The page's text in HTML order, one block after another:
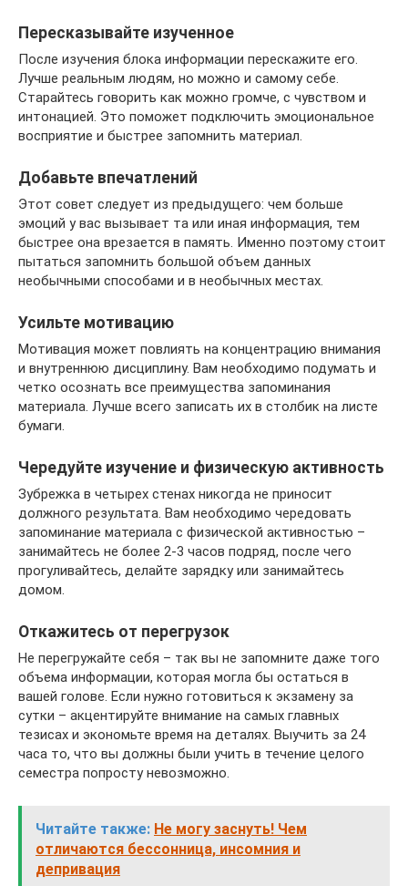
Пересказывайте изученное
После изучения блока информации перескажите его.
Лучше реальным людям, но можно и самому себе.
Старайтесь говорить как можно громче, с чувством и
интонацией. Это поможет подключить эмоциональное
восприятие и быстрее запомнить материал.
Добавьте впечатлений
Этот совет следует из предыдущего: чем больше
эмоций у вас вызывает та или иная информация, тем
быстрее она врезается в память. Именно поэтому стоит
пытаться запомнить большой объем данных
необычными способами и в необычных местах.
Усильте мотивацию
Мотивация может повлиять на концентрацию внимания
и внутреннюю дисциплину. Вам необходимо подумать и
четко осознать все преимущества запоминания
материала. Лучше всего записать их в столбик на листе
бумаги.
Чередуйте изучение и физическую активность
Зубрежка в четырех стенах никогда не приносит
должного результата. Вам необходимо чередовать
запоминание материала с физической активностью –
занимайтесь не более 2-3 часов подряд, после чего
прогуливайтесь, делайте зарядку или занимайтесь
домом.
Откажитесь от перегрузок
Не перегружайте себя – так вы не запомните даже того
объема информации, которая могла бы остаться в
вашей голове. Если нужно готовиться к экзамену за
сутки – акцентируйте внимание на самых главных
тезисах и экономьте время на деталях. Выучить за 24
часа то, что вы должны были учить в течение целого
семестра попросту невозможно.
Читайте также: Не могу заснуть! Чем
отличаются бессонница, инсомния и
депривация